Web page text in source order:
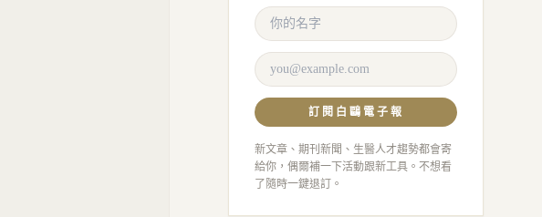
訂閱白鷗電子報
新文章、期刊新聞、生醫人才趨勢都會寄
給你，偶爾補一下活動跟新工具。不想看
了隨時一鍵退訂。